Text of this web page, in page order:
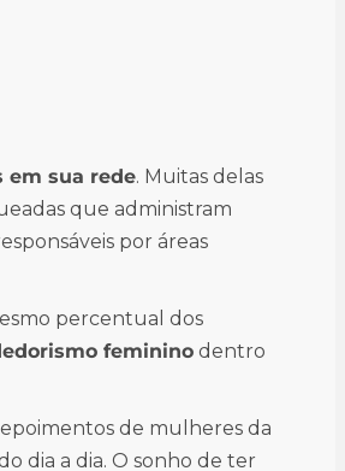
em sua rede. Muitas delas
que administram
por áreas
percentual dos
feminino dentro
de mulheres da
dia a dia. O sonho de ter